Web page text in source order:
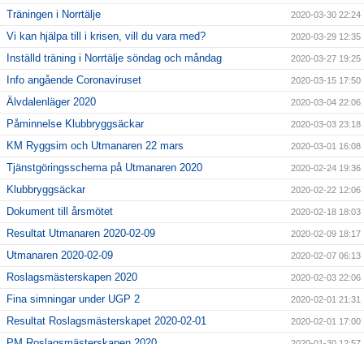
Träningen i Norrtälje 2020-03-30 22:24
Vi kan hjälpa till i krisen, vill du vara med? 2020-03-29 12:35
Inställd träning i Norrtälje söndag och måndag 2020-03-27 19:25
Info angående Coronaviruset 2020-03-15 17:50
Älvdalenläger 2020 2020-03-04 22:06
Påminnelse Klubbryggsäckar 2020-03-03 23:18
KM Ryggsim och Utmanaren 22 mars 2020-03-01 16:08
Tjänstgöringsschema på Utmanaren 2020 2020-02-24 19:36
Klubbryggsäckar 2020-02-22 12:06
Dokument till årsmötet 2020-02-18 18:03
Resultat Utmanaren 2020-02-09 2020-02-09 18:17
Utmanaren 2020-02-09 2020-02-07 06:13
Roslagsmästerskapen 2020 2020-02-03 22:06
Fina simningar under UGP 2 2020-02-01 21:31
Resultat Roslagsmästerskapet 2020-02-01 2020-02-01 17:00